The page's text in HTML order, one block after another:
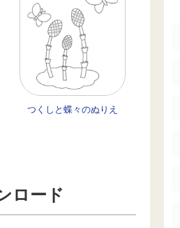
つくしと蝶々のぬりえ
ロード